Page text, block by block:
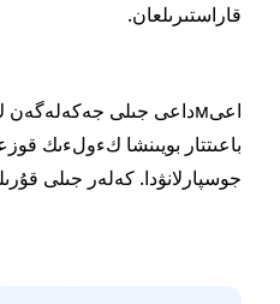
قاراستىرىلعان.
باعىتتار بويىنشا كءولءىك
جوسپارلانۋدا. كەلەر جىلى